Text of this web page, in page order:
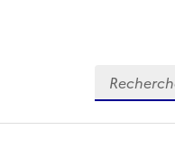
Recherche